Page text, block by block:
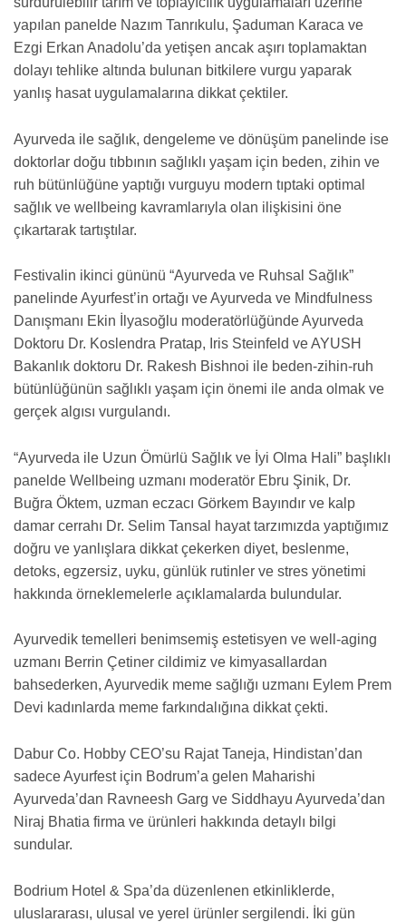
yapılan panelde Nazım Tanrıkulu, Şaduman Karaca ve
Ezgi Erkan Anadolu’da yetişen ancak aşırı toplamaktan
dolayı tehlike altında bulunan bitkilere vurgu yaparak
yanlış hasat uygulamalarına dikkat çektiler.
Ayurveda ile sağlık, dengeleme ve dönüşüm panelinde ise
doktorlar doğu tıbbının sağlıklı yaşam için beden, zihin ve
ruh bütünlüğüne yaptığı vurguyu modern tıptaki optimal
sağlık ve wellbeing kavramlarıyla olan ilişkisini öne
çıkartarak tartıştılar.
Festivalin ikinci gününü “Ayurveda ve Ruhsal Sağlık”
panelinde Ayurfest’in ortağı ve Ayurveda ve Mindfulness
Danışmanı Ekin İlyasoğlu moderatörlüğünde Ayurveda
Doktoru Dr. Koslendra Pratap, Iris Steinfeld ve AYUSH
Bakanlık doktoru Dr. Rakesh Bishnoi ile beden-zihin-ruh
bütünlüğünün sağlıklı yaşam için önemi ile anda olmak ve
gerçek algısı vurgulandı.
“Ayurveda ile Uzun Ömürlü Sağlık ve İyi Olma Hali” başlıklı
panelde Wellbeing uzmanı moderatör Ebru Şinik, Dr.
Buğra Öktem, uzman eczacı Görkem Bayındır ve kalp
damar cerrahı Dr. Selim Tansal hayat tarzımızda yaptığımız
doğru ve yanlışlara dikkat çekerken diyet, beslenme,
detoks, egzersiz, uyku, günlük rutinler ve stres yönetimi
hakkında örneklemelerle açıklamalarda bulundular.
Ayurvedik temelleri benimsemiş estetisyen ve well-aging
uzmanı Berrin Çetiner cildimiz ve kimyasallardan
bahsederken, Ayurvedik meme sağlığı uzmanı Eylem Prem
Devi kadınlarda meme farkındalığına dikkat çekti.
Dabur Co. Hobby CEO’su Rajat Taneja, Hindistan’dan
sadece Ayurfest için Bodrum’a gelen Maharishi
Ayurveda’dan Ravneesh Garg ve Siddhayu Ayurveda’dan
Niraj Bhatia firma ve ürünleri hakkında detaylı bilgi
sundular.
Bodrium Hotel & Spa’da düzenlenen etkinliklerde,
uluslararası, ulusal ve yerel ürünler sergilendi. İki gün